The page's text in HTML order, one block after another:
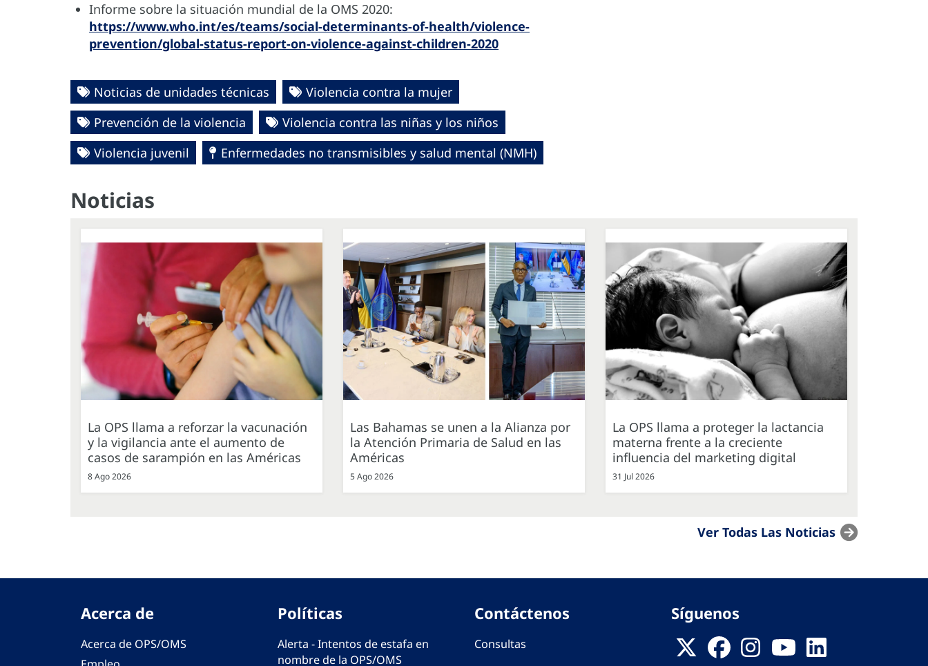
Informe sobre la situación mundial de la OMS 2020:
https://www.who.int/es/teams/social-determinants-of-health/violence-
prevention/global-status-report-on-violence-against-children-2020
Noticias de unidades técnicas
Violencia contra la mujer
Prevención de la violencia
Violencia contra las niñas y los niños
Violencia juvenil
Enfermedades no transmisibles y salud mental (NMH)
Noticias
La OPS llama a reforzar la vacunación
y la vigilancia ante el aumento de
casos de sarampión en las Américas
8 Ago 2026
Las Bahamas se unen a la Alianza por
la Atención Primaria de Salud en las
Américas
5 Ago 2026
La OPS llama a proteger la lactancia
materna frente a la creciente
influencia del marketing digital
31 Jul 2026
Ver Todas Las Noticias
Acerca de
Acerca de OPS/OMS
Políticas
Alerta - Intentos de estafa en
nombre de la OPS/OMS
Contáctenos
Consultas
Síguenos